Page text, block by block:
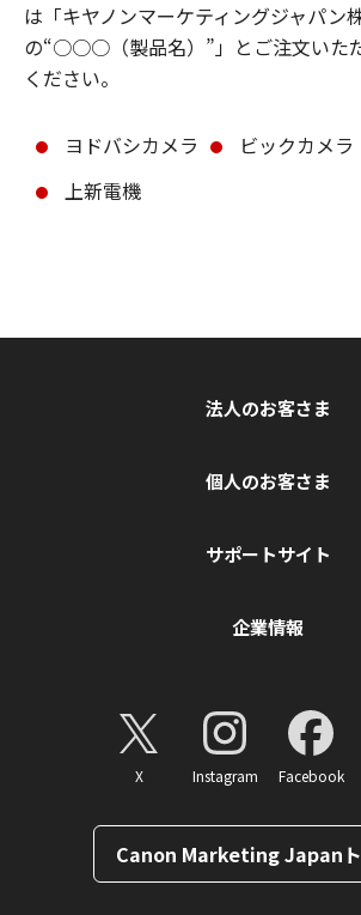
は「キヤノンマーケティングジャパン
の“○○○（製品名）”」とご注文いた
ください。
ヨドバシカメラ ビックカメラ
上新電機
法人のお客さま
個人のお客さま
サポートサイト
企業情報
X Instagram Facebook
Canon Marketing Japan